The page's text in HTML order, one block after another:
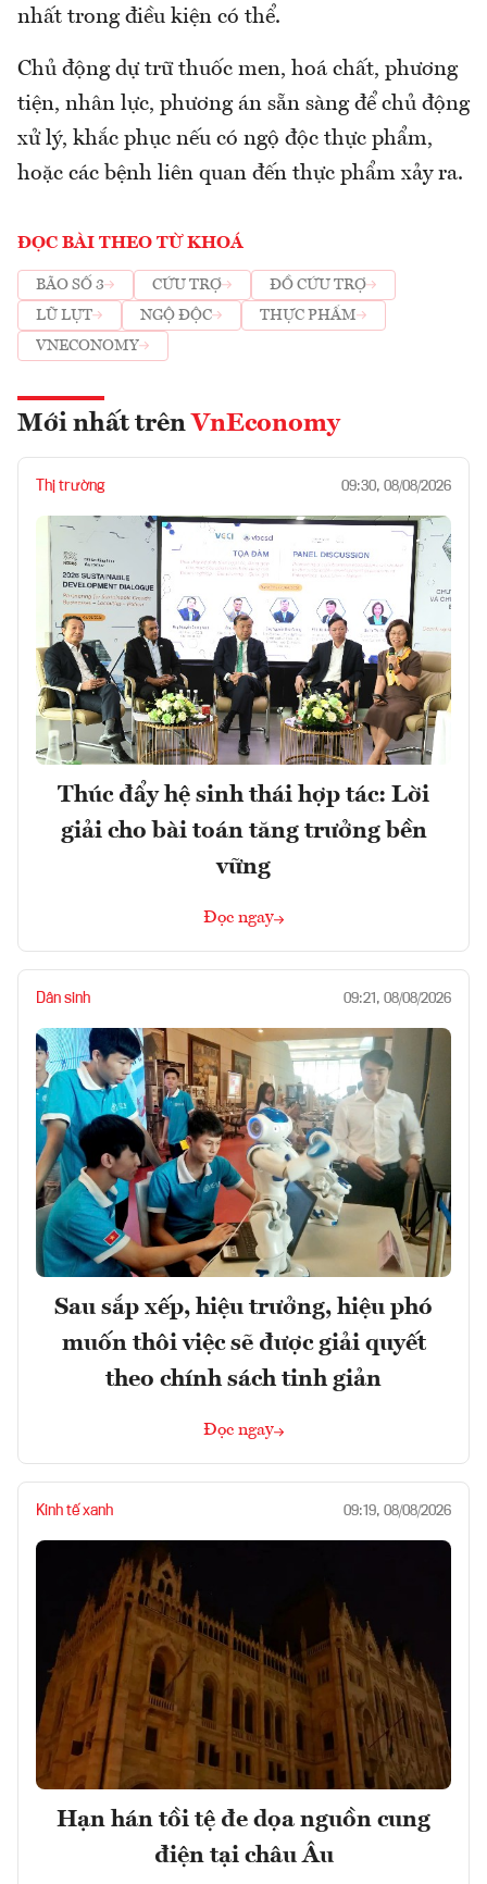
nhất trong điều kiện có thể.
Chủ động dự trữ thuốc men, hoá chất, phương
tiện, nhân lực, phương án sẵn sàng để chủ động
xử lý, khắc phục nếu có ngộ độc thực phẩm,
hoặc các bệnh liên quan đến thực phẩm xảy ra.
ĐỌC BÀI THEO TỪ KHOÁ
BÃO SỐ 3 CỨU TRỢ
ĐỒ CỨU TRỢ
LŨ LỤT
NGỘ ĐỘC
THỰC PHẨM
VNECONOMY
Mới nhất trên VnEconomy
Thị trường 09:30, 08/08/2026
Thúc đẩy hệ sinh thái hợp tác: Lời
giải cho bài toán tăng trưởng bền
vững
Đọc ngay
Dân sinh 09:21, 08/08/2026
Sau sắp xếp, hiệu trưởng, hiệu phó
muốn thôi việc sẽ được giải quyết
theo chính sách tinh giản
Đọc ngay
Kinh tế xanh 09:19, 08/08/2026
Hạn hán tồi tệ đe dọa nguồn cung
điện tại châu Âu